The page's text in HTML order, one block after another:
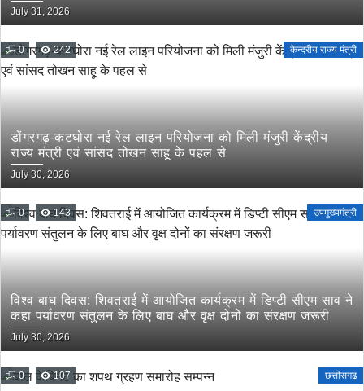
July 31, 2026
0 242 केन्द्रीय राज्य मंत्री
डोंगरगढ़-कटघोरा नई रेल लाइन परियोजना को मिली मंजुरी केंद्रीय
राज्य मंत्री एवं सांसद तोखन साहू के पहल से
July 30, 2026
0 143 उपमुख्यमंत्री
विश्व बाघ दिवस: शिवतराई में आयोजित कार्यक्रम में डिप्टी सीएम साव ने
कहा पर्यावरण संतुलन के लिए बाघ और वृक्ष दोनों का संरक्षण जरूरी
July 30, 2026
0 107 छत्तीसगढ़